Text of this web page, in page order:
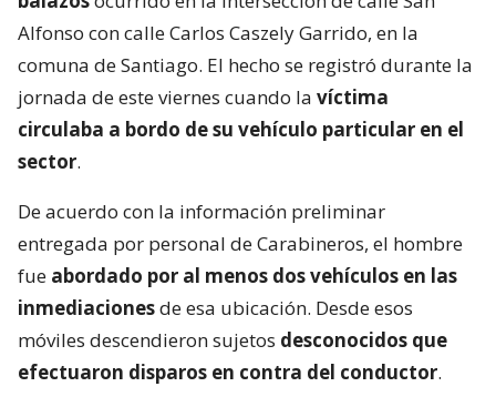
Alfonso con calle Carlos Caszely Garrido, en la
comuna de Santiago. El hecho se registró durante la
jornada de este viernes cuando la víctima
circulaba a bordo de su vehículo particular en el
sector.
De acuerdo con la información preliminar
entregada por personal de Carabineros, el hombre
fue abordado por al menos dos vehículos en las
inmediacionesde esa ubicación. Desde esos
móviles descendieron sujetos desconocidos que
efectuaron disparos en contra del conductor.